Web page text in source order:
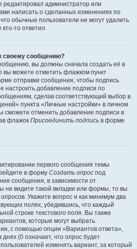
администратор или
написать о сделанных изменениях по
обычные пользователи не могут удалить
то ответил.
своему сообщению?
вы должны сначала создать её в
вы можете отметить флажком пункт
отправки сообщения, чтобы подпись
настроить добавление подписи по
сделав соответствующий выбор в
пункта «Личные настройки» в личном
сможете отменить добавление подписи в
флажок Присоединить подпись в форме
первого сообщения темы
в форму Создать опрос под
сообщения, в зависимости от
не видите такой вкладки или формы, то вы
Укажите вопрос и как минимум два
полях, убедившись, что каждый
строке текстового поля. Вы также
которые могут выбрать
с помощью опции «Вариантов ответа»,
(0 означает, что опрос будет
изменять вариант, за который